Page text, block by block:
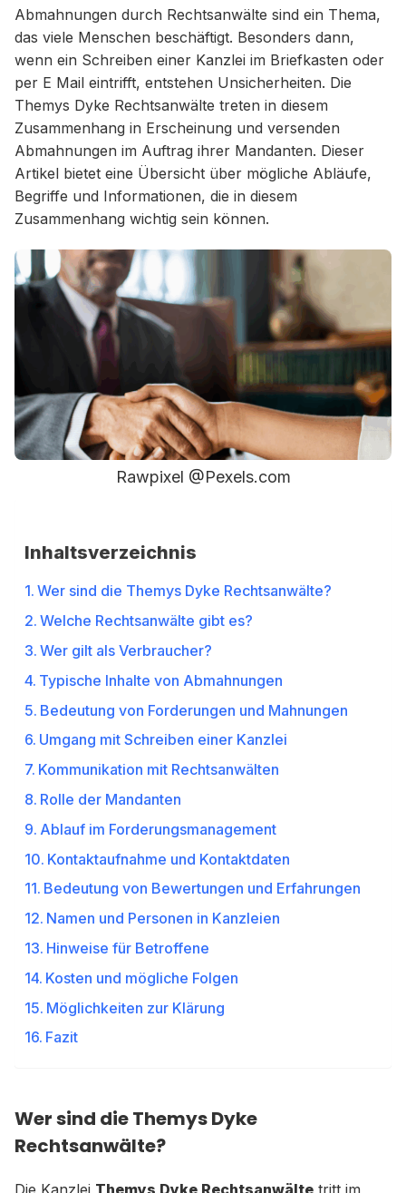
Abmahnungen durch Rechtsanwälte sind ein Thema,
das viele Menschen beschäftigt. Besonders dann,
wenn ein Schreiben einer Kanzlei im Briefkasten oder
per E Mail eintrifft, entstehen Unsicherheiten. Die
Themys Dyke Rechtsanwälte treten in diesem
Zusammenhang in Erscheinung und versenden
Abmahnungen im Auftrag ihrer Mandanten. Dieser
Artikel bietet eine Übersicht über mögliche Abläufe,
Begriffe und Informationen, die in diesem
Zusammenhang wichtig sein können.
Rawpixel @Pexels.com
Inhaltsverzeichnis
Wer sind die Themys Dyke Rechtsanwälte?
Welche Rechtsanwälte gibt es?
Wer gilt als Verbraucher?
Typische Inhalte von Abmahnungen
Bedeutung von Forderungen und Mahnungen
Umgang mit Schreiben einer Kanzlei
Kommunikation mit Rechtsanwälten
Rolle der Mandanten
Ablauf im Forderungsmanagement
Kontaktaufnahme und Kontaktdaten
Bedeutung von Bewertungen und Erfahrungen
Namen und Personen in Kanzleien
Hinweise für Betroffene
Kosten und mögliche Folgen
Möglichkeiten zur Klärung
Fazit
Wer sind die Themys Dyke
Rechtsanwälte?